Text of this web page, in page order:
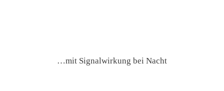
…mit Signalwirkung bei Nacht